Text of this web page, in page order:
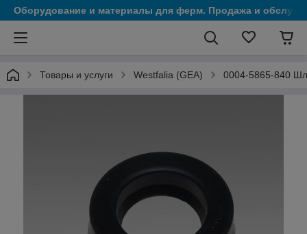
Оборудование и материалы для ферм. Продажа и
Товары и услуги Westfalia (GEA) 0004-5865-840